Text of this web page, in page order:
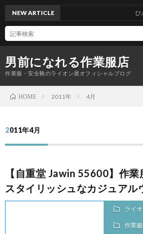
男前になれる作業服店
作業服・安全靴のライオン屋オフィシャルブログ
NEW ARTICLE ひん
HOME 2011年 4月
2011年4月
【自重堂 Jawin 55600】作業
スタイリッシュなカジュアル
ライ
作業